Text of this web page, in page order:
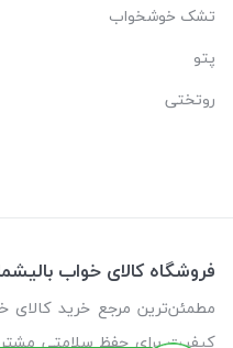
تشک خوشخواب
پتو
روتختی
فروشگاه کالای خواب
کیفیت برای حفظ سلامتی